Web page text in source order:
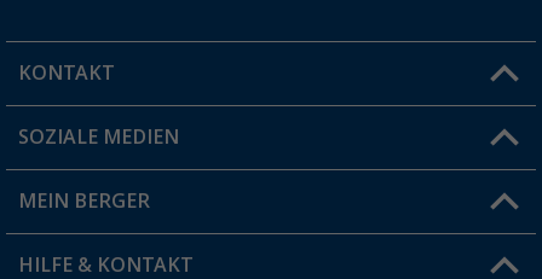
KONTAKT
Du hast eine Frage?
Filiale finden
SOZIALE MEDIEN
MEIN BERGER
Vorteilskarte
HILFE & KONTAKT